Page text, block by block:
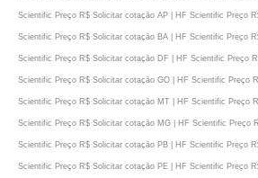
Scientific Preço R$ Solicitar cotaçāo AP | HF Scientific Preço
Scientific Preço R$ Solicitar cotaçāo BA | HF Scientific Preço
Scientific Preço R$ Solicitar cotaçāo DF | HF Scientific Preço
Scientific Preço R$ Solicitar cotaçāo GO | HF Scientific Preço
Scientific Preço R$ Solicitar cotaçāo MT | HF Scientific Preço
Scientific Preço R$ Solicitar cotaçāo MG | HF Scientific Preço
Scientific Preço R$ Solicitar cotaçāo PB | HF Scientific Preço
Scientific Preço R$ Solicitar cotaçāo PE | HF Scientific Preço